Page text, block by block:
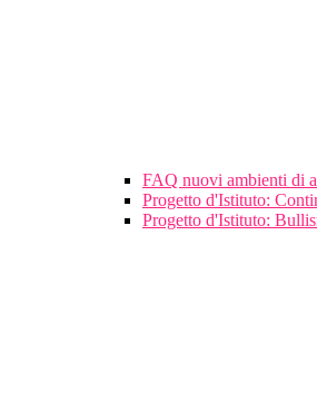
FAQ nuovi ambienti di
Progetto d'Istituto:
Progetto d'Istituto: